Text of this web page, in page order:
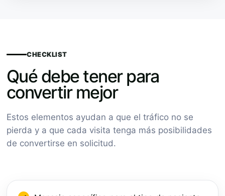
CHECKLIST
Qué debe tener para
convertir mejor
Estos elementos ayudan a que el tráfico no se
pierda y a que cada visita tenga más posibilidades
de convertirse en solicitud.